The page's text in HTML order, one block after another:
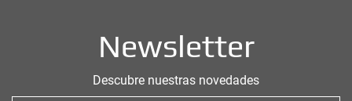
Newsletter
Descubre nuestras novedades